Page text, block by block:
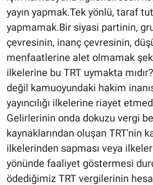
yayın yapmak.Tek yönlü, taraf
yapmamak.Bir siyasi partinin,
çevresinin, inanç çevresinin,
menfaatlerine alet olmamak
ilkelerine bu TRT uymakta
değil kamuoyundaki hakim
yayıncılığı ilkelerine riayet
Gelirlerinin onda dokuzu vergi
kaynaklarından oluşan TRT'nin
ilkelerinden sapması veya
yönünde faaliyet göstermesi
ödediğimiz TRT vergilerinin